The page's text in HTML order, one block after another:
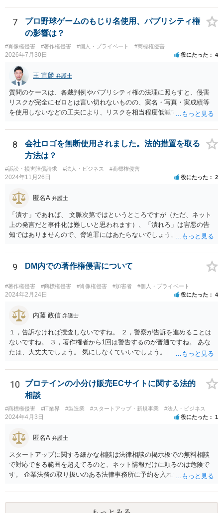
7
プロ野球ゲームのもじり名使用、パブリシティ権
の影響は？
#肖像権侵害 #著作権侵害 #個人・プライベート #商標権侵害
2026年7月30日 役にたった 4
王 宣麟 弁護士
質問のケースは、各裁判例やパブリシティ権の法理に照らすと、侵害
リスクが完全にゼロとは言い切れないものの、実名・写真・実成績等
を使用しないなどの工夫により、リスクを相当程度低減できる設計に
推測できる」という点は、裁判で争われた場合に「専ら顧客吸引力の
利用を目的とする」と判断される余地を残すため、一定の注意が必要
です。 また、広告収益の有無は、侵害判断に一定の影響を与える可能
性がありますが、決定的要因ではありません。 パブリシティ権侵害の
成否は、主に「専ら顧客吸引力の利用を目的とするか」という点で判
断されます。広告収益があることは「商業的目的」を強く示す要素で
すが、それだけで直ちに侵害となるわけではありません。完全無償・
非営利であれば「表現の自由」「創作物」としての側面が強く評価さ
れる可能性があります。一方、広告収益がある場合は「商業利用」と
しての色彩が強まり、リスクが高まる可能性があります。 公開前に変
更・確認しておく事項については、公開の場でアドバイスするにも限
界があるかと思うので、資料等を持参の上、弁護士に相談されること
も一つかと存じます。
8
会社ロゴを無断使用されました。法的措置を取る
方法は？
#訴訟・損害賠償請求 #法人・ビジネス #商標権侵害
2024年11月26日 役にたった 2
匿名A 弁護士
「潰す」であれば、 文脈次第ではというところですが（ただ、ネット
上の発言だと事件化は難しいと思われます）、「潰れろ」は害悪の告
知ではありませんので、脅迫罪にはあたらないでしょう。 もっとも、
害として法的措置をとれる可能性はあります。
9 DM内での著作権侵害について
#著作権侵害 #商標権侵害 #肖像権侵害 #加害者 #個人・プライベート
2024年2月24日 役にたった 4
内藤 政信 弁護士
１，告訴なければ捜査しないですね。 ２，警察が告訴を進めることは
ないですね。 ３，著作権者から1回は警告するのが普通ですね。 あな
たは、大丈夫でしょう。 気にしなくていいでしょう。
10
プロテインの小分け販売ECサイトに関する法的
相談
#商標権侵害 #IT業界 #製造業 #スタートアップ・新規事業 #法人・ビジネス
2024年4月3日 役にたった 1
匿名A 弁護士
スタートアップに関する細かな相談は法律相談の掲示板での無料相談
で対応できる範囲を超えてるのと、ネット情報だけに頼るのは危険で
す。 企業法務の取り扱いのある法律事務所に予約を入れて、リーガル
す。